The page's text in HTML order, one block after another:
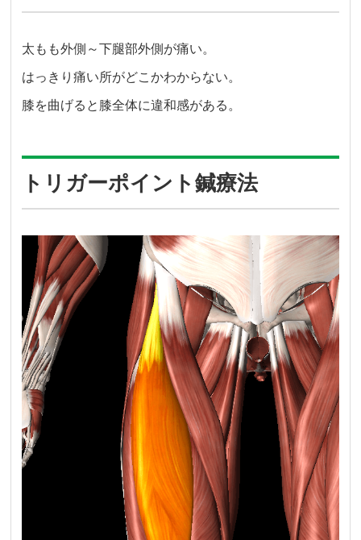
太もも外側～下腿部外側が痛い。
はっきり痛い所がどこかわからない。
膝を曲げると膝全体に違和感がある。
トリガーポイント鍼療法